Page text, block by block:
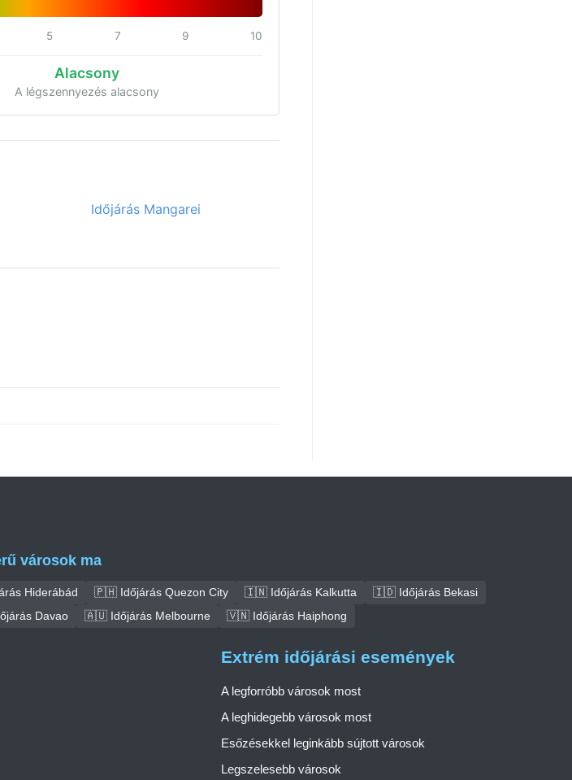
5 7 9 10
Alacsony
A légszennyezés alacsony
Időjárás Mangarei
városok ma
Hiderábád 🇵🇭 Időjárás Quezon City 🇮🇳 Időjárás Kalkutta
🇮🇩 Időjárás Bekasi
Davao 🇦🇺 Időjárás Melbourne 🇻🇳 Időjárás Haiphong
Extrém időjárási események
A legforróbb városok most
A leghidegebb városok most
Esőzésekkel leginkább sújtott városok
Legszelesebb városok